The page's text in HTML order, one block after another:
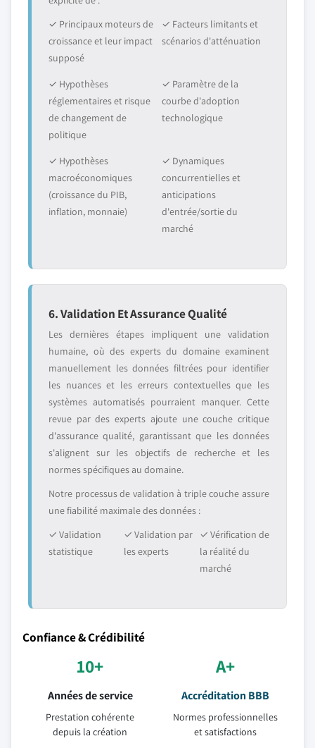
✓ Principaux moteurs de
croissance et leur impact
supposé
✓ Facteurs limitants et
scénarios d'atténuation
✓ Hypothèses
réglementaires et risque
de changement de
politique
✓ Paramètre de la
courbe d'adoption
technologique
✓ Hypothèses
macroéconomiques
(croissance du PIB,
inflation, monnaie)
✓ Dynamiques
concurrentielles et
anticipations
d'entrée/sortie du
marché
6. Validation Et Assurance Qualité
Les dernières étapes impliquent une validation
humaine, où des experts du domaine examinent
manuellement les données filtrées pour identifier
les nuances et les erreurs contextuelles que les
systèmes automatisés pourraient manquer. Cette
revue par des experts ajoute une couche critique
d'assurance qualité, garantissant que les données
s'alignent sur les objectifs de recherche et les
normes spécifiques au domaine.
Notre processus de validation à triple couche assure
une fiabilité maximale des données :
✓ Validation
statistique
✓ Validation par
les experts
✓ Vérification de
la réalité du
marché
Confiance & Crédibilité
10+
Années de service
Prestation cohérente
depuis la création
A+
Accréditation BBB
Normes professionnelles
et satisfactions